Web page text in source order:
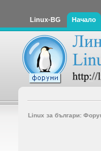
Linux-BG Начало
Linux за българи: